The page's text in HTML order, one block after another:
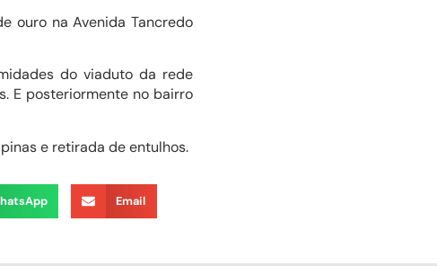
na Avenida Tancredo
do viaduto da rede
E posteriormente no bairro
e retirada de entulhos.
Email